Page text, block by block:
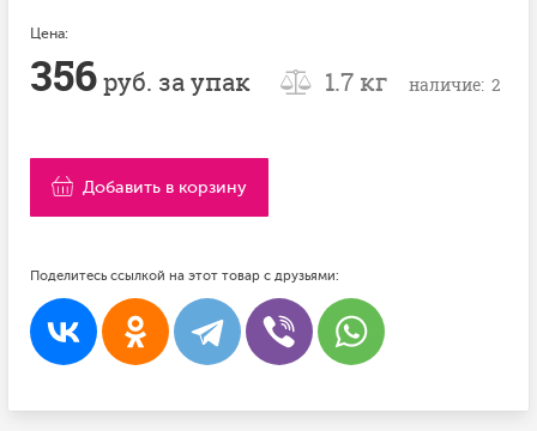
Цена:
356руб. за упак 1.7 кг наличие: 2
Добавить в корзину
Поделитесь ссылкой на этот товар с друзьями: